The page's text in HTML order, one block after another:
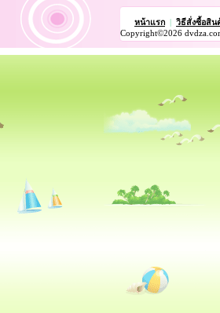
หน้าแรก
วิธีสั่งซื้อสิน
Copyright©2026